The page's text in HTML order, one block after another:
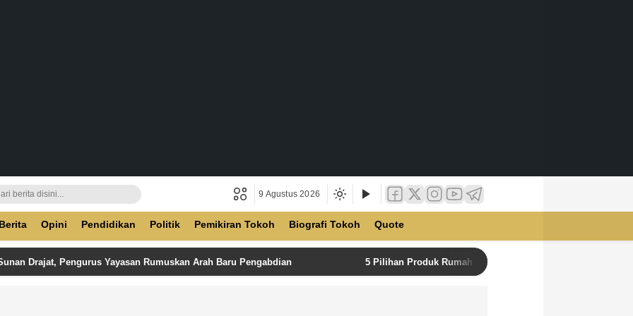
9 Agustus 2026
Berita Opini Pendidikan Politik Pemikiran Tokoh Biografi Tokoh Quote
Drajat, Pengurus Yayasan Rumuskan Arah Baru Pengabdian 5 Pilihan Produk Rumah Tangga Terbaik di Unilever Store